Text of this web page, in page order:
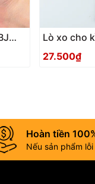
Lò xo cho
27.500₫
Hoàn tiền
Nếu sản phẩm